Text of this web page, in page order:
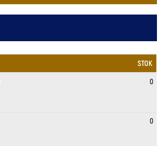
STOK
0
0